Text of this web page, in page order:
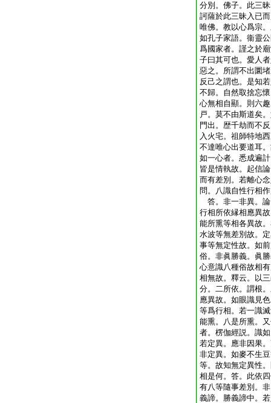
分別。佛子。此三
訶薩於此三昧入已
唯佛。教以心爲宗
如孔子家語。衞靈
爲國家者。謹之於
子曰其可也。愛人
惡之。所謂不出圜
反己之謂也。是知
不歸。自然取捨忘
心無相自顯。則六
戸。莫不由斯道矣
門出。歴千劫而不
入火宅。祖師特地
不達唯心出要道耳
如一心者。悉成遍
皆是情執故。起信
而有差別。若離心
問。八識自性行相
答。非一非異。
行相所依縁相應異
能所熏等相各異故
水波等無差別故。
事等無定性故。如
俗。非眞勝義。眞
心意識八種俗故相
相無故。釋云。以
分。二所依。謂根
應異故。如眼識見
等爲行相。若一識
能熏。八是所熏。
者。楞伽經説。識
若定異。應非因果
非定異。如麥不生
等。故知無定異性
相是何。答。此依
有八等隨事差別。
義諦。勝義諦中。